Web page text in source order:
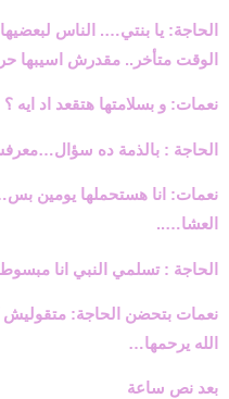
الحاجة: يا بنتي…. الناس
الوقت متأخر.. مقدرش اسيبها
نعمات: و بسلامتها هتقعد اد ايه ؟
الحاجة : بالذمة ده
نعمات: انا هستحملها يومين
العشا…..
الحاجة : تسلمي النبي انا
نعمات بتحضن الحاجة: متقوليش
الله يرحمها…
بعد نص ساعة